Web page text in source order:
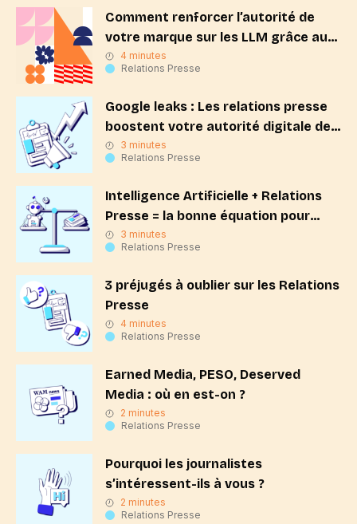
Comment renforcer l’autorité de
votre marque sur les LLM grâce aux
RP ?4 minutes
Relations Presse
Google leaks : Les relations presse
boostent votre autorité digitale de
marque
3 minutes
Relations Presse
Intelligence Artificielle + Relations
Presse = la bonne équation pour
votre marque
3 minutes
Relations Presse
3 préjugés à oublier sur les Relations
Presse
4 minutes
Relations Presse
Earned Media, PESO, Deserved
Media : où en est-on ?
2 minutes
Relations Presse
Pourquoi les journalistes
s’intéressent-ils à vous ?
2 minutes
Relations Presse